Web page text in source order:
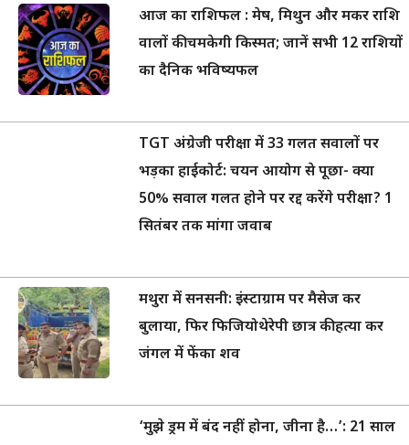
आज का राशिफल : मेष, मिथुन और मकर राशि
वालों की चमकेगी किस्मत; जानें सभी 12 राशियों
का दैनिक भविष्यफल
TGT अंग्रेजी परीक्षा में 33 गलत सवालों पर
भड़का हाईकोर्ट: चयन आयोग से पूछा- क्या
50% सवाल गलत होने पर रद्द करेंगे परीक्षा? 1
सितंबर तक मांगा जवाब
मथुरा में सनसनी: इंस्टाग्राम पर मैसेज कर
बुलाया, फिर फिजियोथेरेपी छात्र की हत्या कर
जंगल में फेंका शव
‘मुझे ड्रम में बंद नहीं होना, जीना है…’: 21 साल